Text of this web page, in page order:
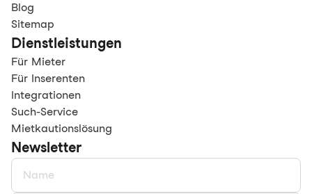
Blog
Sitemap
Dienstleistungen
Für Mieter
Für Inserenten
Integrationen
Such-Service
Mietkautionslösung
Newsletter